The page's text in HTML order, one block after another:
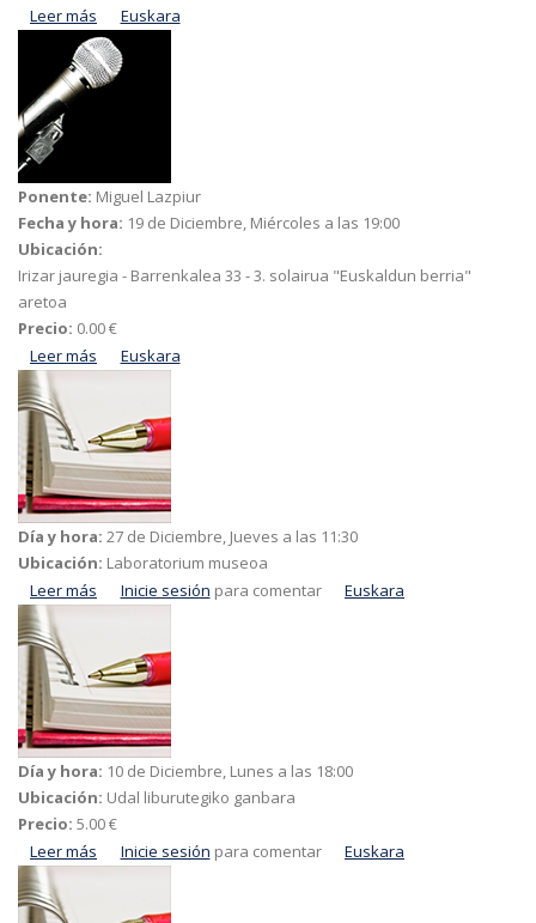
Leer más acerca de Zer ezkutatzen du Hiribilduak?
Euskara
Ponente: Miguel Lazpiur
Fecha y hora: 19 de Diciembre, Miércoles a las 19:00
Ubicación:
Irizar jauregia - Barrenkalea 33 - 3. solairua "Euskaldun berria"
aretoa
Precio: 0.00 €
Leer más acerca de Bergarako balioak
Euskara
Día y hora: 27 de Diciembre, Jueves a las 11:30
Ubicación: Laboratorium museoa
Leer más acerca de Familientzako Paleontologia tailerra
Inicie sesión para comentar Euskara
Día y hora: 10 de Diciembre, Lunes a las 18:00
Ubicación: Udal liburutegiko ganbara
Precio: 5.00 €
Leer más acerca de Euskara eskuetan: oinarrizko euskara eta
Inicie sesión para comentar Euskara